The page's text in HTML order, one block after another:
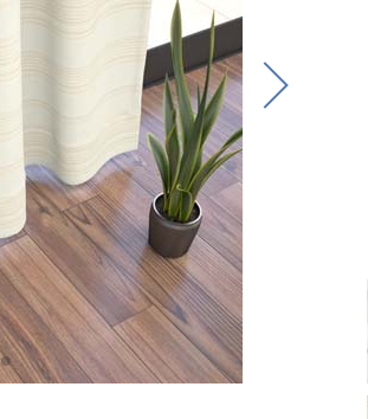
Next